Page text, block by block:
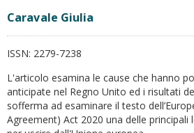
Caravale Giulia
ISSN: 2279-7238
L'articolo esamina le cause che hanno
anticipate nel Regno Unito ed i risultati
sofferma ad esaminare il testo
Agreement) Act 2020 una delle principali